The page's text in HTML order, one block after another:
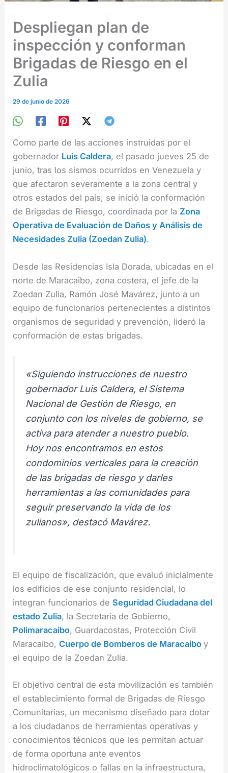
Despliegan plan de
inspección y conforman
Brigadas de Riesgo en el
Zulia
29 de junio de 2026
Como parte de las acciones instruidas por el
gobernador Luis Caldera, el pasado jueves 25 de
junio, tras los sismos ocurridos en Venezuela y
que afectaron severamente a la zona central y
otros estados del país, se inició la conformación
de Brigadas de Riesgo, coordinada por la Zona
Operativa de Evaluación de Daños y Análisis de
Necesidades Zulia (Zoedan Zulia).
Desde las Residencias Isla Dorada, ubicadas en el
norte de Maracaibo, zona costera, el jefe de la
Zoedan Zulia, Ramón José Mavárez, junto a un
equipo de funcionarios pertenecientes a distintos
organismos de seguridad y prevención, lideró la
conformación de estas brigadas.
«Siguiendo instrucciones de nuestro
gobernador Luis Caldera, el Sistema
Nacional de Gestión de Riesgo, en
conjunto con los niveles de gobierno, se
activa para atender a nuestro pueblo.
Hoy nos encontramos en estos
condominios verticales para la creación
de las brigadas de riesgo y darles
herramientas a las comunidades para
seguir preservando la vida de los
zulianos», destacó Mavárez.
El equipo de fiscalización, que evaluó inicialmente
los edificios de ese conjunto residencial, lo
integran funcionarios de Seguridad Ciudadana del
estado Zulia, la Secretaría de Gobierno,
Polimaracaibo, Guardacostas, Protección Civil
Maracaibo,Cuerpo de Bomberos de Maracaibo y
el equipo de la Zoedan Zulia.
El objetivo central de esta movilización es también
el establecimiento formal de Brigadas de Riesgo
Comunitarias, un mecanismo diseñado para dotar
a los ciudadanos de herramientas operativas y
conocimientos técnicos que les permitan actuar
de forma oportuna ante eventos
hidroclimatológicos o fallas en la infraestructura,